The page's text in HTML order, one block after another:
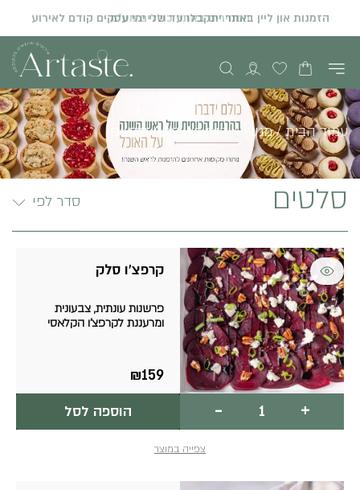
הזמנות און ליין באתר יתקבלו עד שני ימי עסקים קודם לאירוע
עמוד הבית/מגשי אירוח כשרים/ סלטים
סלטים סדר לפי
קרפצ'ו סלק
פרשנות עונתית, צבעונית
ומרעננת לקרפצ'ו הקלאסי
₪159
-
קרפצ'ו
סלק
+ הוספה לסל
צפייה במוצר